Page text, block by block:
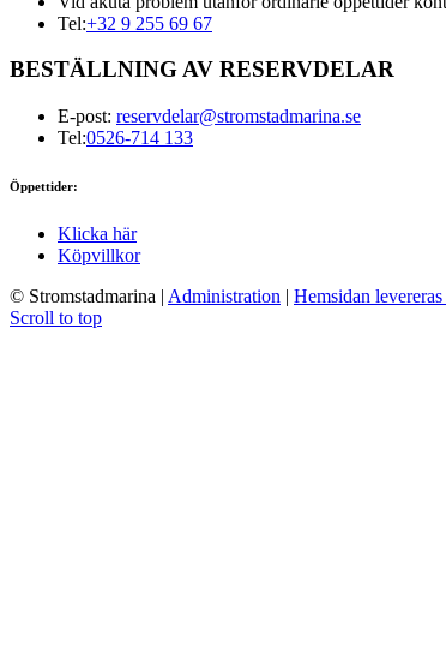
Tel:+32 9 255 69 67
BESTÄLLNING AV RESERVDELAR
E-post: reservdelar@stromstadmarina.se
Tel:0526-714 133
Öppettider:
Klicka här
Köpvillkor
© Stromstadmarina | Administration | Hemsidan
Scroll to top